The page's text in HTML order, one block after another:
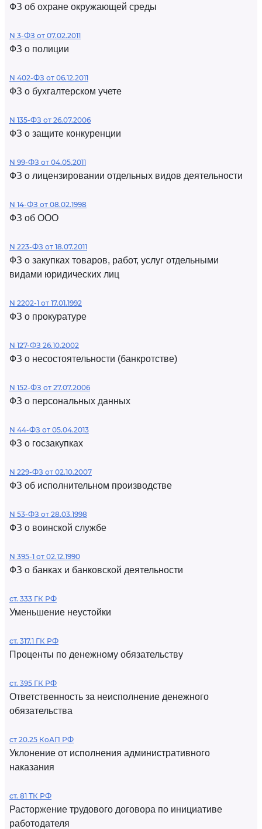
ФЗ об охране окружающей среды
N 3-ФЗ от 07.02.2011
ФЗ о полиции
N 402-ФЗ от 06.12.2011
ФЗ о бухгалтерском учете
N 135-ФЗ от 26.07.2006
ФЗ о защите конкуренции
N 99-ФЗ от 04.05.2011
ФЗ о лицензировании отдельных видов деятельности
N 14-ФЗ от 08.02.1998
ФЗ об ООО
N 223-ФЗ от 18.07.2011
ФЗ о закупках товаров, работ, услуг отдельными
видами юридических лиц
N 2202-1 от 17.01.1992
ФЗ о прокуратуре
N 127-ФЗ 26.10.2002
ФЗ о несостоятельности (банкротстве)
N 152-ФЗ от 27.07.2006
ФЗ о персональных данных
N 44-ФЗ от 05.04.2013
ФЗ о госзакупках
N 229-ФЗ от 02.10.2007
ФЗ об исполнительном производстве
N 53-ФЗ от 28.03.1998
ФЗ о воинской службе
N 395-1 от 02.12.1990
ФЗ о банках и банковской деятельности
ст. 333 ГК РФ
Уменьшение неустойки
ст. 317.1 ГК РФ
Проценты по денежному обязательству
ст. 395 ГК РФ
Ответственность за неисполнение денежного
обязательства
ст 20.25 КоАП РФ
Уклонение от исполнения административного
наказания
ст. 81 ТК РФ
Расторжение трудового договора по инициативе
работодателя